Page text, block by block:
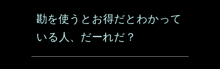
勘を使うとお得だとわかって
いる人、だーれだ？